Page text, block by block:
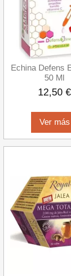
Echina Defens
50 Ml
12,50 €
Ver más